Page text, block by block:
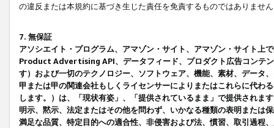
の違反または本規約に基づき生じた責任を免責するものではありませ
7. 無保証
アソシエイト・プログラム、アマゾン・サイト、アマゾン・サイト上
Product Advertising API、データフィード、プロダクト広告コンテ
す）および一切のテクノロジー、ソフトウェア、機能、素材、データ
甲または甲の関連会社もしくライセンサーによりまたはこれらに代わ
します。）は、「現状有姿」、「提供されているまま」で提供されま
明示、黙示、法定またはその他を問わず、いかなる種類の表明または
満足な品質、特定目的への適合性、非侵害および法、慣習、取引過程